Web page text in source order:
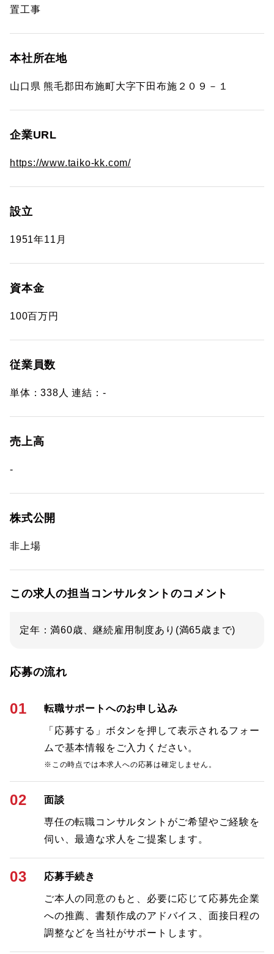
置工事
本社所在地
山口県 熊毛郡田布施町大字下田布施２０９－１
企業URL
https://www.taiko-kk.com/
設立
1951年11月
資本金
100百万円
従業員数
単体：338人 連結：-
売上高
-
株式公開
非上場
この求人の担当コンサルタントのコメント
定年：満60歳、継続雇用制度あり(満65歳まで)
応募の流れ
01 転職サポートへのお申し込み
「応募する」ボタンを押して表示されるフォー
ムで基本情報をご入力ください。
※この時点では本求人への応募は確定しません。
02 面談
専任の転職コンサルタントがご希望やご経験を
伺い、最適な求人をご提案します。
03 応募手続き
ご本人の同意のもと、必要に応じて応募先企業
への推薦、書類作成のアドバイス、面接日程の
調整などを当社がサポートします。